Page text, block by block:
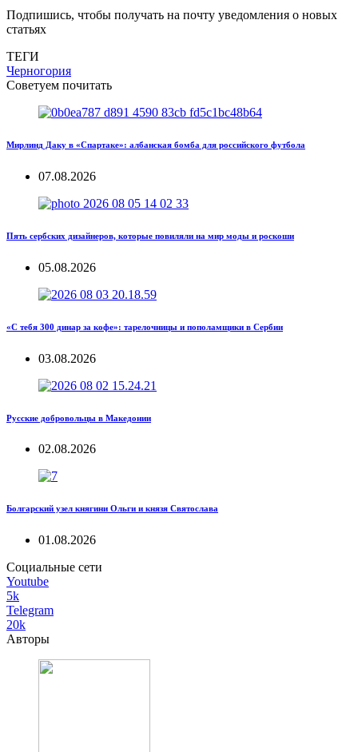
Подпишись, чтобы получать на почту уведомления о новых
статьях
ТЕГИ
Черногория
Советуем почитать
Мирлинд Даку в «Спартаке»: албанская бомба для российского футбола
07.08.2026
Пять сербских дизайнеров, которые повиляли на мир моды и роскоши
05.08.2026
«С тебя 300 динар за кофе»: тарелочницы и пополамщики в Сербии
03.08.2026
Русские добровольцы в Македонии
02.08.2026
Болгарский узел княгини Ольги и князя Святослава
01.08.2026
Социальные сети
Youtube
5k
Telegram
20k
Авторы